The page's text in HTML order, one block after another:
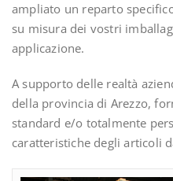
ampliato un reparto
su misura dei vostri
applicazione.
A supporto delle realtà
della provincia di Arezzo,
standard e/o totalmente
caratteristiche degli articoli